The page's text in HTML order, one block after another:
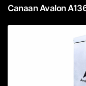
Canaan Avalon